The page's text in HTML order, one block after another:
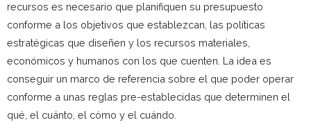
recursos es necesario que planifiquen su presupuesto
conforme a los objetivos que establezcan, las políticas
estratégicas que diseñen y los recursos materiales,
económicos y humanos con los que cuenten. La idea es
conseguir un marco de referencia sobre el que poder operar
conforme a unas reglas pre-establecidas que determinen el
qué, el cuánto, el cómo y el cuándo.